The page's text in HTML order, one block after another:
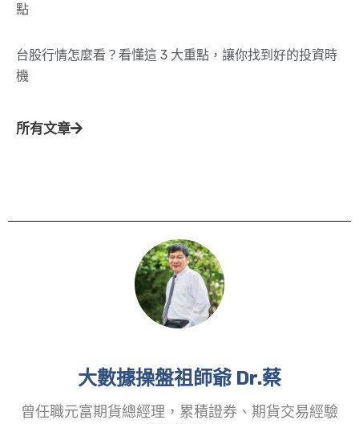
點
台股行情怎麼看？看懂這 3 大重點，讓你找到好的投資時
機
所有文章
大數據操盤祖師爺 Dr.蔡
曾任職元富期貨總經理，累積證券、期貨交易經驗